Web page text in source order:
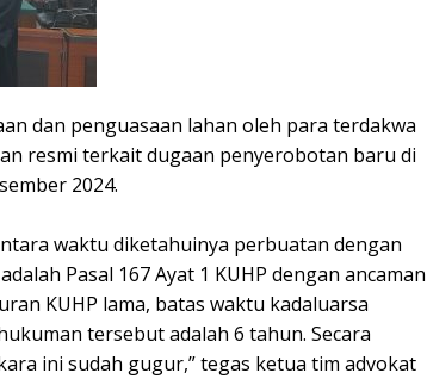
dan penguasaan lahan oleh para terdakwa
resmi terkait dugaan penyerobotan baru di
2024.
waktu diketahuinya perbuatan dengan
Pasal 167 Ayat 1 KUHP dengan ancaman
KUHP lama, batas waktu kadaluarsa
tersebut adalah 6 tahun. Secara
ini sudah gugur,” tegas ketua tim advokat